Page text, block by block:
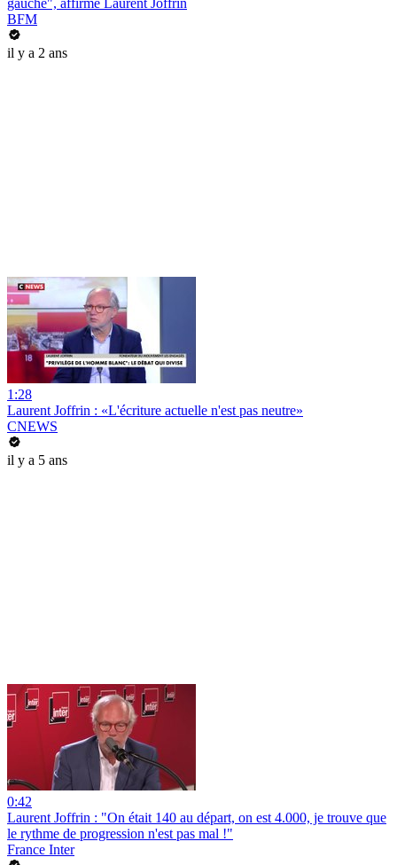
gauche", affirme Laurent Joffrin
BFM
il y a 2 ans
1:28
Laurent Joffrin : «L'écriture actuelle n'est pas neutre»
CNEWS
il y a 5 ans
0:42
Laurent Joffrin : "On était 140 au départ, on est 4.000, je trouve que
le rythme de progression n'est pas mal !"
France Inter